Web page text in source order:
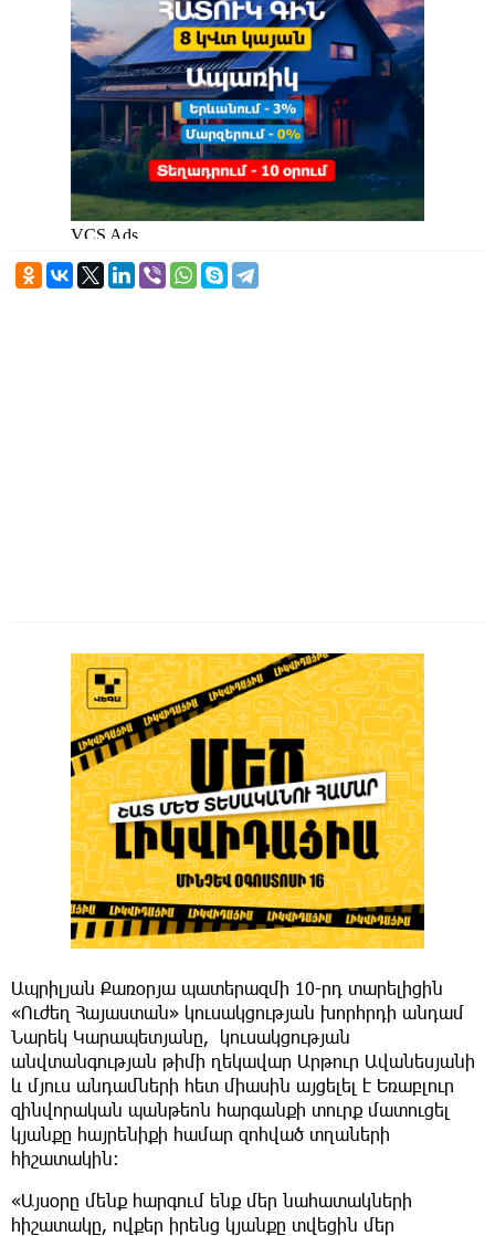
Ապրիլյան Քառօրյա պատերազմի 10-րդ տարելիցին
«Ուժեղ Հայաստան» կուսակցության խորհրդի անդամ
Նարեկ Կարապետյանը, կուսակցության
անվտանգության թիմի ղեկավար Արթուր Ավանեսյանի
և մյուս անդամների հետ միասին այցելել է Եռաբլուր
զինվորական պանթեոն հարգանքի տուրք մատուցել
կյանքը հայրենիքի համար զոհված տղաների
հիշատակին։
«Այսօրը մենք հարգում ենք մեր նահատակների
հիշատակը, ովքեր իրենց կյանքը տվեցին մեր